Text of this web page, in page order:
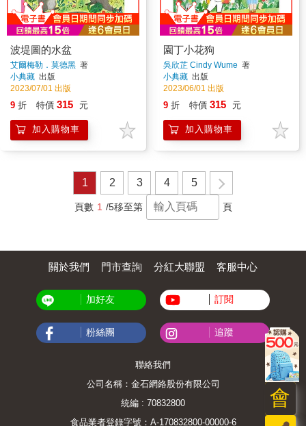
波堤圖的水盆
艾爾梅勒．莫德黑 著
小典藏 出版
2023/07/01 出版
9 折 特價 315 元
加入購物車
園丁小花狗
吳欣芷 Cindy Wume 著
小典藏 出版
2023/06/01 出版
9 折 特價 315 元
加入購物車
1 2 3 4 5
頁數 1 /5移至第 頁
會
關於我們 門市查詢 分紅大聯盟 客服中心
加好友 訂閱
粉絲團 追蹤
聯絡我們
公司名稱：金石網絡股份有限公司
統編 : 70832800
食品業者登錄字號：A-170832800-00000-6